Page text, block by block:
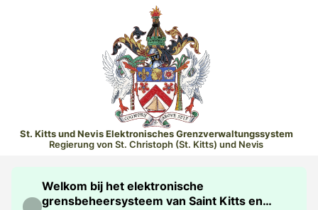
St. Kitts und Nevis Elektronisches Grenzverwaltungssystem
Regierung von St. Christoph (St. Kitts) und Nevis
Welkom bij het elektronische
grensbeheersysteem van Saint Kitts en